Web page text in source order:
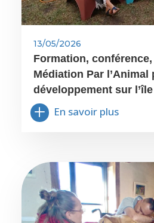
13/05/2026
Formation,
Médiation Par
développement sur
En savoir plus